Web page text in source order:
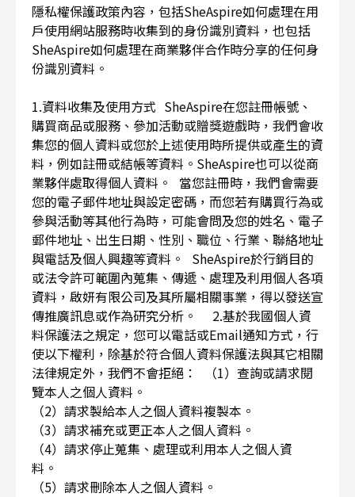
隱私權保護政策內容，包括SheAspire如何處理在用
戶使用網站服務時收集到的身份識別資料，也包括
SheAspire如何處理在商業夥伴合作時分享的任何身
份識別資料。
1.資料收集及使用方式 SheAspire在您註冊帳號、
購買商品或服務、參加活動或贈獎遊戲時，我們會收
集您的個人資料或您於上述使用時所提供或產生的資
料，例如註冊或結帳等資料。SheAspire也可以從商
業夥伴處取得個人資料。 當您註冊時，我們會需要
您的電子郵件地址與設定密碼，而您若有購買行為或
參與活動等其他行為時，可能會問及您的姓名、電子
郵件地址、出生日期、性別、職位、行業、聯絡地址
與電話及個人興趣等資料。 SheAspire於行銷目的
或法令許可範圍內蒐集、傳遞、處理及利用個人各項
資料，啟妍有限公司及其所屬相關事業，得以發送宣
傳推廣訊息或作為研究分析。 2.基於我國個人資
料保護法之規定，您可以電話或Email通知方式，行
使以下權利，除基於符合個人資料保護法與其它相關
法律規定外，我們不會拒絕： （1）查詢或請求閱
覽本人之個人資料。
（2）請求製給本人之個人資料複製本。
（3）請求補充或更正本人之個人資料。
（4）請求停止蒐集、處理或利用本人之個人資
料。
（5）請求刪除本人之個人資料。